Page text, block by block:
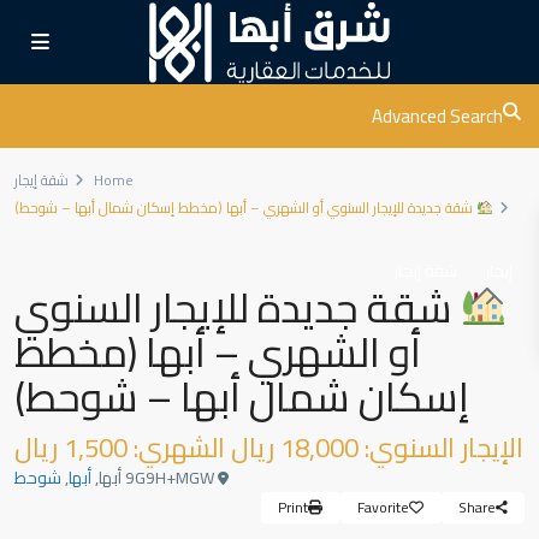
Advanced Search
Home
شقة إيجار
شقة جديدة للإيجار السنوي أو الشهري – أبها (مخطط إسكان شمال أبها – شوحط)
شقة جديدة للإيجار السنوي
أو الشهري – أبها (مخطط
إسكان شمال أبها – شوحط)
الإيجار السنوي: 18,000 ريال الشهري: 1,500 ريال
أبها,شوحط
Share
Favorite
Print